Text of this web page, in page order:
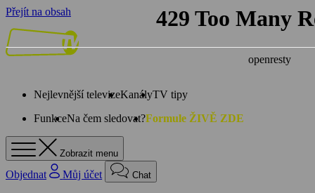
Přejít na obsah
Nejlevnější televizeKanályTV tipy
FunkceNa čem sledovat?Formule ŽIVĚ ZDE
Zobrazit menu
Objednat Můj účet Chat